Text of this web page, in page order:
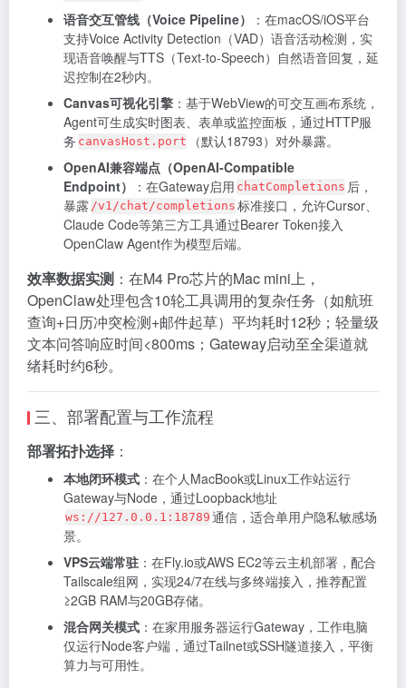
语音交互管线（Voice Pipeline）
：在macOS/iOS平台
支持Voice Activity Detection（VAD）语音活动检测，实
现语音唤醒与TTS（Text-to-Speech）自然语音回复，延
迟控制在2秒内。
Canvas可视化引擎 ：基于WebView的可交互画布系统，
Agent可生成实时图表、表单或监控面板，通过HTTP服
务 canvasHost.port
（默认18793）对外暴露。
OpenAI兼容端点（OpenAI-Compatible
Endpoint）
：在Gateway启用 chatCompletions 后，
暴露 /v1/chat/completions 标准接口，允许Cursor、
Claude Code等第三方工具通过Bearer Token接入
OpenClaw Agent作为模型后端。
效率数据实测 ：在M4 Pro芯片的Mac mini上，
OpenClaw处理包含10轮工具调用的复杂任务（如航班
查询+日历冲突检测+邮件起草）平均耗时12秒；轻量级
文本问答响应时间<800ms；Gateway启动至全渠道就
绪耗时约6秒。
三、部署配置与工作流程
部署拓扑选择 ：
本地闭环模式 ：在个人MacBook或Linux工作站运行
Gateway与Node，通过Loopback地址
ws://127.0.0.1:18789 通信，适合单用户隐私敏感场
景。
VPS云端常驻 ：在Fly.io或AWS EC2等云主机部署，配合
Tailscale组网，实现24/7在线与多终端接入，推荐配置
≥2GB RAM与20GB存储。
混合网关模式 ：在家用服务器运行Gateway，工作电脑
仅运行Node客户端，通过Tailnet或SSH隧道接入，平衡
算力与可用性。